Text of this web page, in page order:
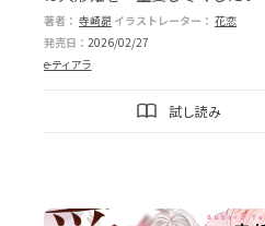
著者： 寺崎昴 イラストレーター： 花恋
発売日： 2026/02/27
e-ティアラ
試し読み